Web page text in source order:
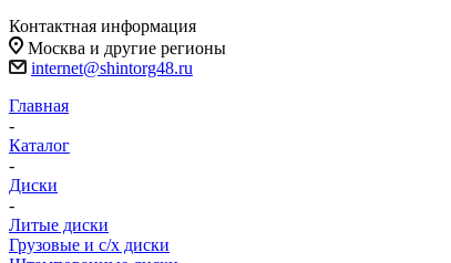
Контактная информация
Москва и другие регионы
internet@shintorg48.ru
Главная
-
Каталог
-
Диски
-
Литые диски
Грузовые и с/х диски